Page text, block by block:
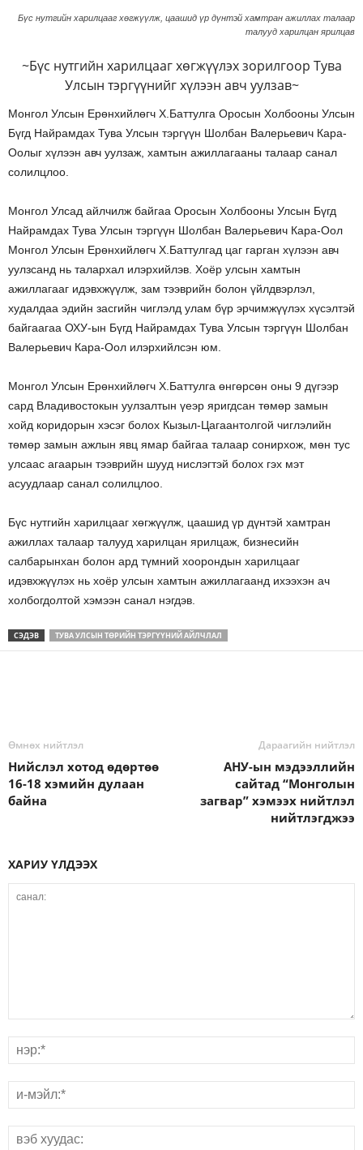
Бүс нутгийн харилцааг хөгжүүлж, цаашид үр дүнтэй хамтран ажиллах талаар
талууд харилцан ярилцав
~Бүс нутгийн харилцааг хөгжүүлэх зорилгоор Тува
Улсын тэргүүнийг хүлээн авч уулзав~
Монгол Улсын Ерөнхийлөгч Х.Баттулга Оросын Холбооны Улсын
Бүгд Найрамдах Тува Улсын тэргүүн Шолбан Валерьевич Кара-
Оолыг хүлээн авч уулзаж, хамтын ажиллагааны талаар санал
солилцлоо.
Монгол Улсад айлчилж байгаа Оросын Холбооны Улсын Бүгд
Найрамдах Тува Улсын тэргүүн Шолбан Валерьевич Кара-Оол
Монгол Улсын Ерөнхийлөгч Х.Баттулгад цаг гарган хүлээн авч
уулзсанд нь талархал илэрхийлэв. Хоёр улсын хамтын
ажиллагааг идэвхжүүлж, зам тээврийн болон үйлдвэрлэл,
худалдаа эдийн засгийн чиглэлд улам бүр эрчимжүүлэх хүсэлтэй
байгаагаа ОХУ-ын Бүгд Найрамдах Тува Улсын тэргүүн Шолбан
Валерьевич Кара-Оол илэрхийлсэн юм.
Монгол Улсын Ерөнхийлөгч Х.Баттулга өнгөрсөн оны 9 дүгээр
сард Владивостокын уулзалтын үеэр яригдсан төмөр замын
хойд коридорын хэсэг болох Кызыл-Цагаантолгой чиглэлийн
төмөр замын ажлын явц ямар байгаа талаар сонирхож, мөн тус
улсаас агаарын тээврийн шууд нислэгтэй болох гэх мэт
асуудлаар санал солилцлоо.
Бүс нутгийн харилцааг хөгжүүлж, цаашид үр дүнтэй хамтран
ажиллах талаар талууд харилцан ярилцаж, бизнесийн
салбарынхан болон ард түмний хоорондын харилцааг
идэвхжүүлэх нь хоёр улсын хамтын ажиллагаанд ихээхэн ач
холбогдолтой хэмээн санал нэгдэв.
СЭДЭВ ТУВА УЛСЫН ТӨРИЙН ТЭРГҮҮНИЙ АЙЛЧЛАЛ
Өмнөх нийтлэл
Нийслэл хотод өдөртөө
16-18 хэмийн дулаан
байна
Дараагийн нийтлэл
АНУ-ын мэдээллийн
сайтад “Монголын
загвар” хэмээх нийтлэл
нийтлэгджээ
ХАРИУ ҮЛДЭЭХ